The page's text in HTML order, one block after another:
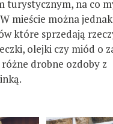
turystycznym, na co
mieście można
które sprzedają
olejki czy miód o
drobne ozdoby z